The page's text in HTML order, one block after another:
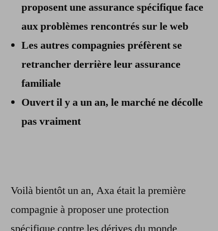
dérives
d’internet
proposent une assurance spécifique face
aux problèmes rencontrés sur le web
Les autres compagnies préfèrent se
retrancher derrière leur assurance
familiale
Ouvert il y a un an, le marché ne décolle
pas vraiment
Voilà bientôt un an, Axa était la première
compagnie à proposer une protection